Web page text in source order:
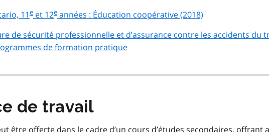
11e et 12e années : Éducation coopérative (2018)
de sécurité professionnelle et d’assurance contre les accidents du
de formation pratique
de travail
être offerte dans le cadre d’un cours d’études secondaires, offrant